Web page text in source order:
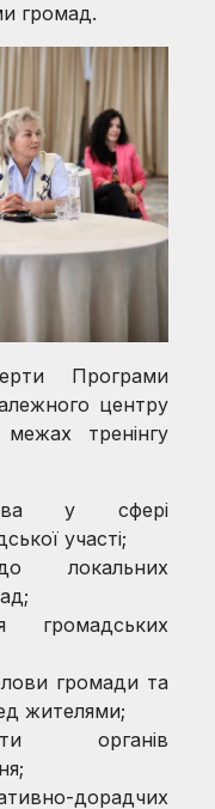
громад.
Програми
центру
тренінгу
у сфері
участі;
локальних
громадських
громади та
жителями;
органів
дорадчих